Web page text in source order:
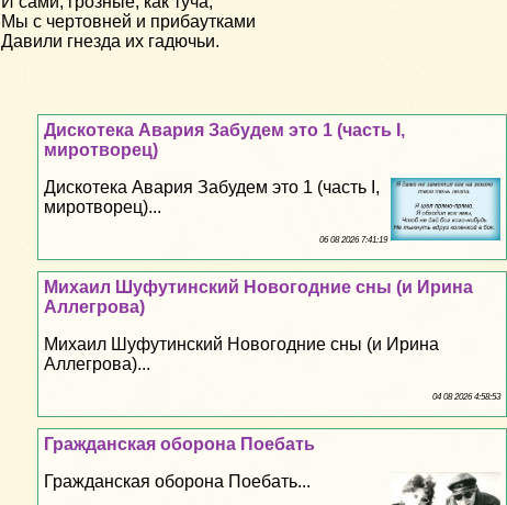
Мы с чертовней и прибаутками
Давили гнезда их гадючьи.
Дискотека Авария Забудем это 1 (часть I,
миротворец)
Дискотека Авария Забудем это 1 (часть I,
миротворец)...
06 08 2026 7:41:19
Михаил Шуфутинский Новогодние сны (и Ирина
Аллегрова)
Михаил Шуфутинский Новогодние сны (и Ирина
Аллегрова)...
04 08 2026 4:58:53
Гражданская оборона Поeбaть
Гражданская оборона Поeбaть...